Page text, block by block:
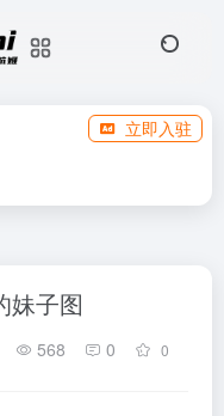
立即入驻
妹子图
568 0 0